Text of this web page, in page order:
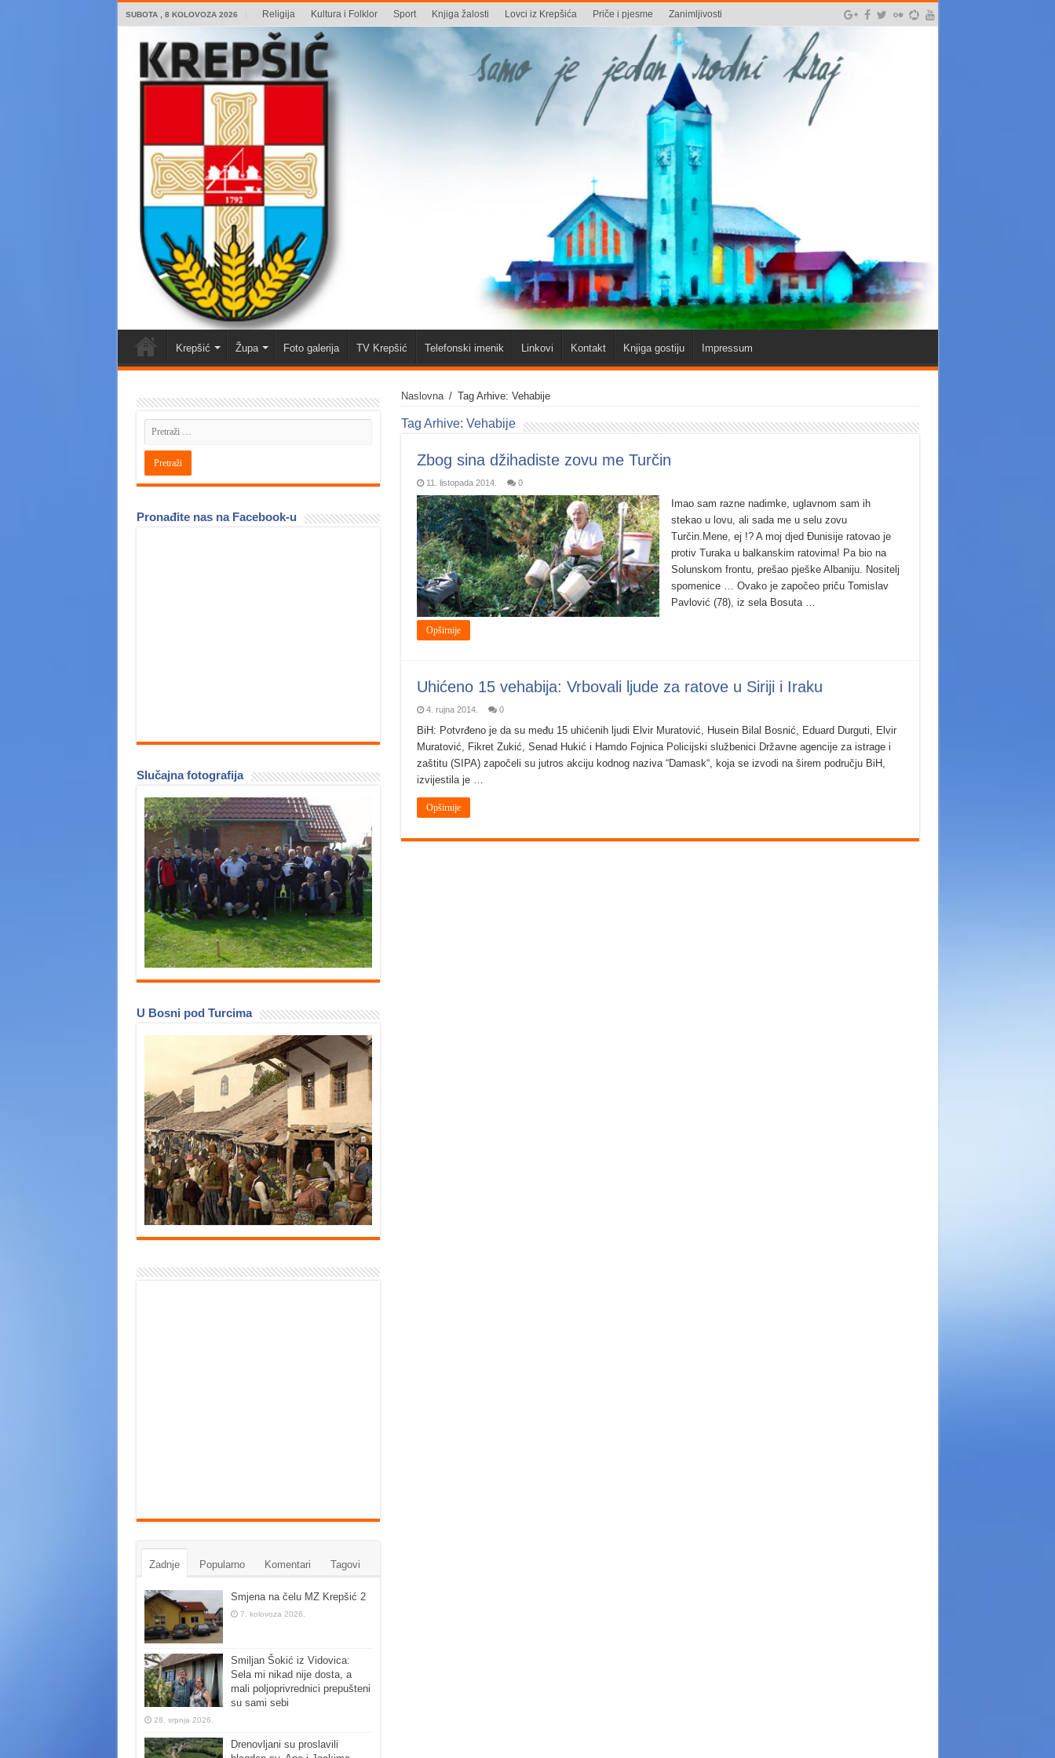
SUBOTA , 8 KOLOVOZA 2026 Religija Kultura i Folklor Sport Knjiga žalosti Lovci iz Krepšića Priče i pjesme Zanimljivosti
Krepšić Župa Foto galerija TV Krepšić Telefonski imenik Linkovi Kontakt Knjiga gostiju Impressum
Naslovna / Tag Arhive: Vehabije
Tag Arhive: Vehabije
Zbog sina džihadiste zovu me Turčin
11. listopada 2014. 0
Imao sam razne nadimke, uglavnom sam ih
stekao u lovu, ali sada me u selu zovu
Turčin.Mene, ej !? A moj djed Đunisije ratovao je
protiv Turaka u balkanskim ratovima! Pa bio na
Solunskom frontu, prešao pješke Albaniju. Nositelj
spomenice … Ovako je započeo priču Tomislav
Pavlović (78), iz sela Bosuta …
Opširnije
Uhićeno 15 vehabija: Vrbovali ljude za ratove u Siriji i Iraku
4. rujna 2014. 0
BiH: Potvrđeno je da su među 15 uhićenih ljudi Elvir Muratović, Husein Bilal Bosnić, Eduard Durguti, Elvir
Muratović, Fikret Zukić, Senad Hukić i Hamdo Fojnica Policijski službenici Državne agencije za istrage i
zaštitu (SIPA) započeli su jutros akciju kodnog naziva “Damask“, koja se izvodi na širem području BiH,
izvijestila je …
Opširnije
Pronađite nas na Facebook-u
Slučajna fotografija
U Bosni pod Turcima
Zadnje Popularno Komentari Tagovi
Smjena na čelu MZ Krepšić 2
7. kolovoza 2026.
Smiljan Šokić iz Vidovica:
Sela mi nikad nije dosta, a
mali poljoprivrednici prepušteni
su sami sebi
28. srpnja 2026.
Drenovljani su proslavili